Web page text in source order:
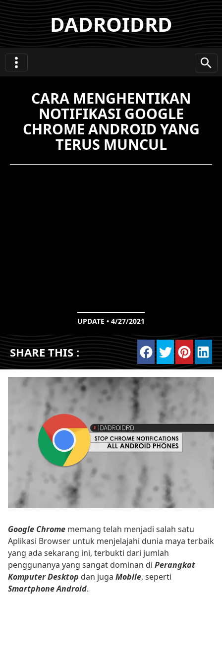
DADROIDRD
CARA MENGHENTIKAN
NOTIFIKASI GOOGLE
CHROME ANDROID YANG
TERUS MUNCUL
UPDATE • 4/27/2021
SHARE THIS :
Google Chrome memang telah menjadi salah satu
Aplikasi Browser untuk menjelajahi dunia maya terbaik
yang ada sekarang ini, terbukti dari jumlah
penggunanya yang sangat dominan di Perangkat
Komputer Desktop dan juga Mobile, seperti
Smartphone Android.